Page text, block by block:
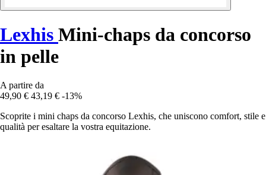
Lexhis Mini-chaps da concorso
in pelle
A partire da
49,90 € 43,19 € -13%
Scoprite i mini chaps da concorso Lexhis, che uniscono comfort, stile e
qualità per esaltare la vostra equitazione.